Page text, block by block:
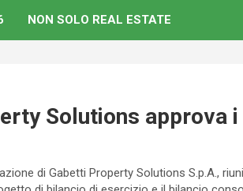
NON SOLO REAL ESTATE
Solutions approva
di Gabetti Property Solutions S.p.A.,